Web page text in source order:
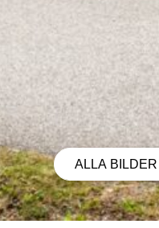
ALLA BILDER